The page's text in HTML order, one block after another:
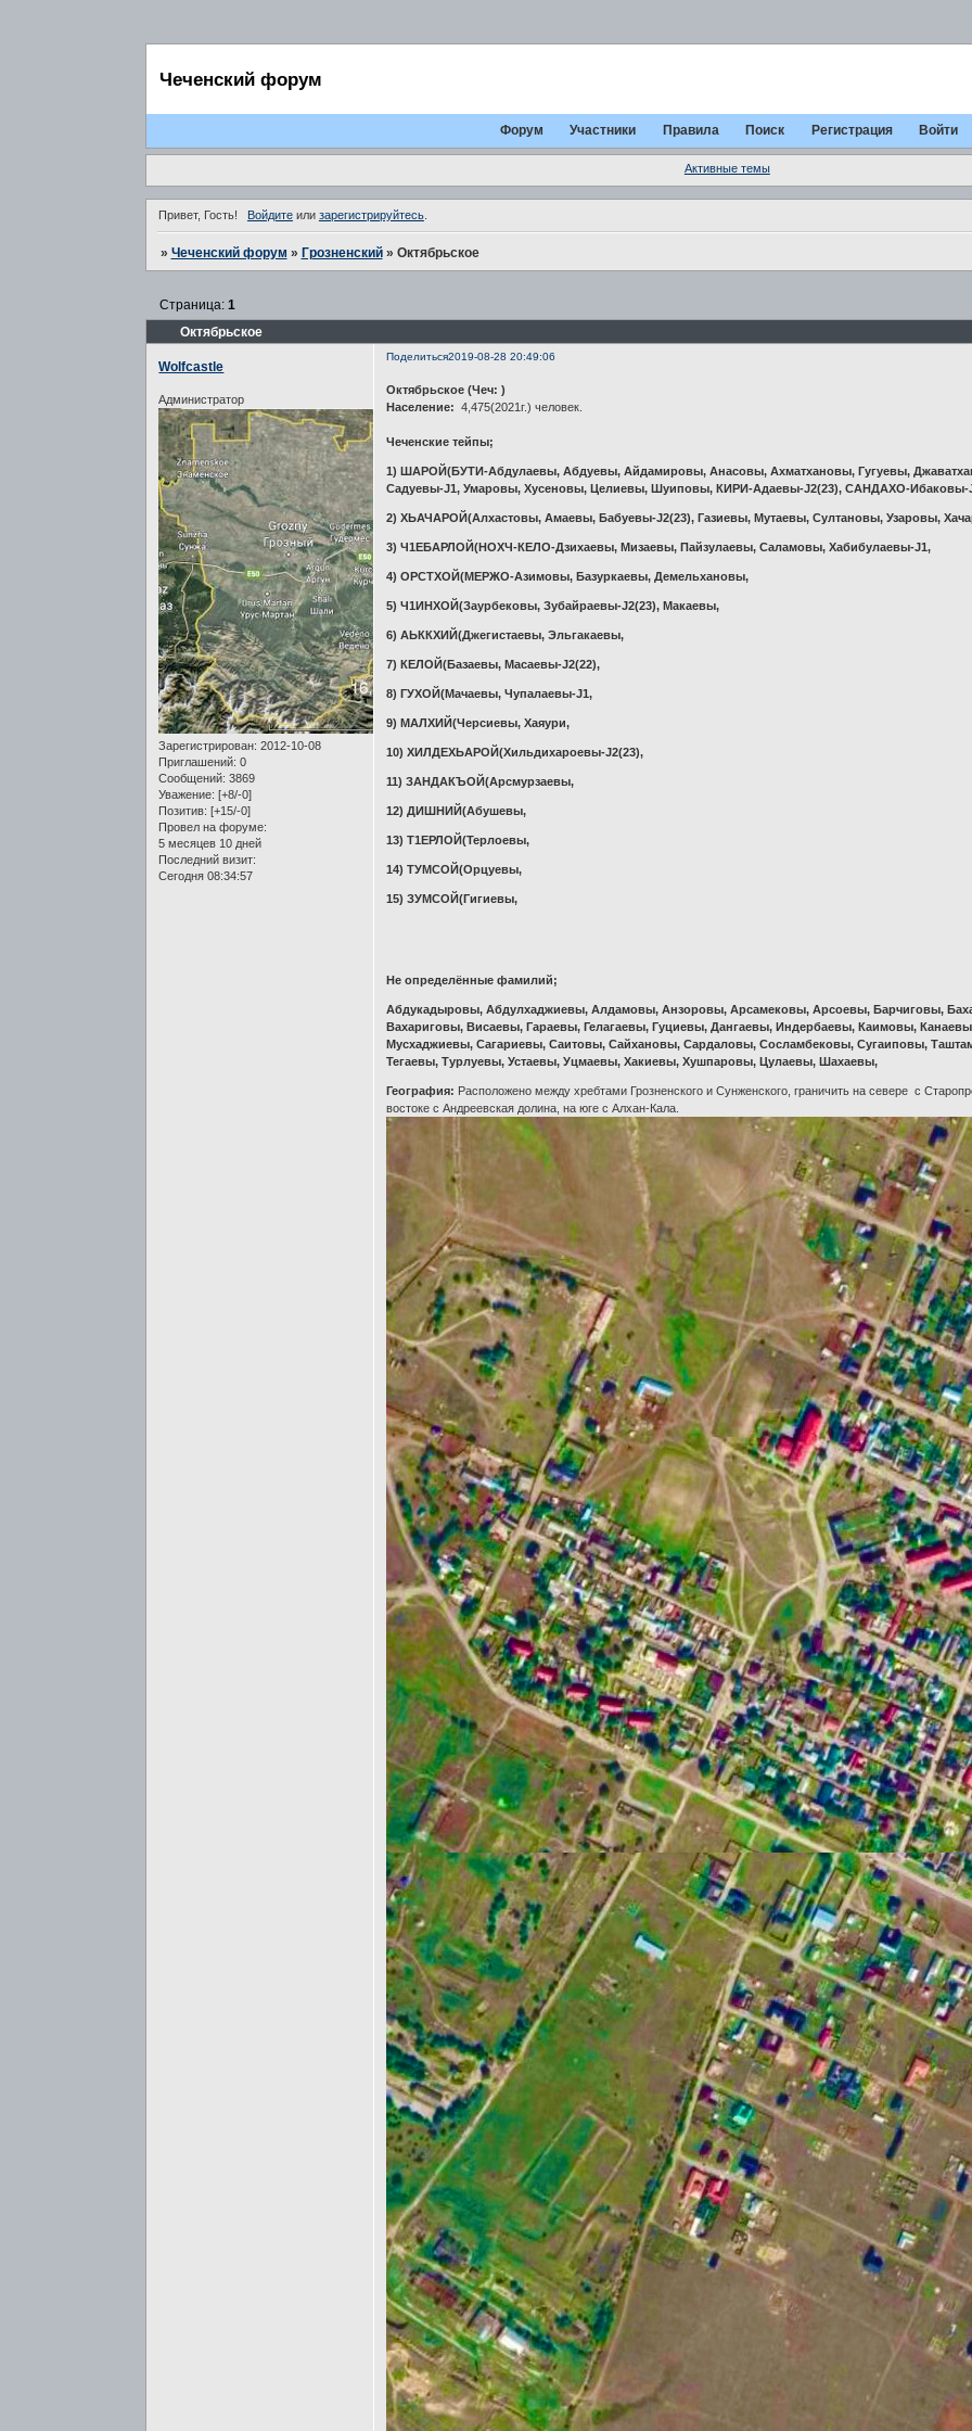
Чеченский форум
Форум Участники Правила Поиск Регистрация Войти
Активные темы
Привет, Гость! Войдитеили зарегистрируйтесь.
» Чеченский форум » Грозненский » Октябрьское
Октябрьское
Страница: 1
Поделиться2019-08-28 20:49:06
Wolfcastle
Администратор
Зарегистрирован: 2012-10-08
Приглашений: 0
Сообщений: 3869
Уважение: [+8/-0]
Позитив: [+15/-0]
Провел на форуме:
5 месяцев 10 дней
Последний визит:
Сегодня 08:34:57
Октябрьское (Чеч: )
Население: 4,475(2021г.) человек.
Чеченские тейпы;
1) ШАРОЙ(БУТИ-Абдулаевы, Абдуевы, Айдамировы, Анасовы, Ахматхановы, Гугуевы,
Садуевы-J1, Умаровы, Хусеновы, Целиевы, Шуиповы, КИРИ-Адаевы-J2(23), САНДАХО-Ибаковы-
2) ХЬАЧАРОЙ(Алхастовы, Амаевы, Бабуевы-J2(23), Газиевы, Мутаевы, Султановы, Узаровы,
3) Ч1ЕБАРЛОЙ(НОХЧ-КЕЛО-Дзихаевы, Мизаевы, Пайзулаевы, Саламовы, Хабибулаевы-J1,
4) ОРСТХОЙ(МЕРЖО-Азимовы, Базуркаевы, Демельхановы,
5) Ч1ИНХОЙ(Заурбековы, Зубайраевы-J2(23), Макаевы,
6) АЬККХИЙ(Джегистаевы, Эльгакаевы,
7) КЕЛОЙ(Базаевы, Масаевы-J2(22),
8) ГУХОЙ(Мачаевы, Чупалаевы-J1,
9) МАЛХИЙ(Черсиевы, Хаяури,
10) ХИЛДЕХЬАРОЙ(Хильдихароевы-J2(23),
11) ЗАНДАКЪОЙ(Арсмурзаевы,
12) ДИШНИЙ(Абушевы,
13) Т1ЕРЛОЙ(Терлоевы,
14) ТУМСОЙ(Орцуевы,
15) ЗУМСОЙ(Гигиевы,
Не определённые фамилий;
Абдукадыровы, Абдулхаджиевы, Алдамовы, Анзоровы, Арсамековы, Арсоевы, Барчиговы,
Вахариговы, Висаевы, Гараевы, Гелагаевы, Гуциевы, Дангаевы, Индербаевы, Каимовы,
Мусхаджиевы, Сагариевы, Саитовы, Сайхановы, Сардаловы, Сосламбековы, Сугаиповы,
Тегаевы, Турлуевы, Устаевы, Уцмаевы, Хакиевы, Хушпаровы, Цулаевы, Шахаевы,
География: Расположено между хребтами Грозненского и Сунженского, граничить на севере с
востоке с Андреевская долина, на юге с Алхан-Кала.